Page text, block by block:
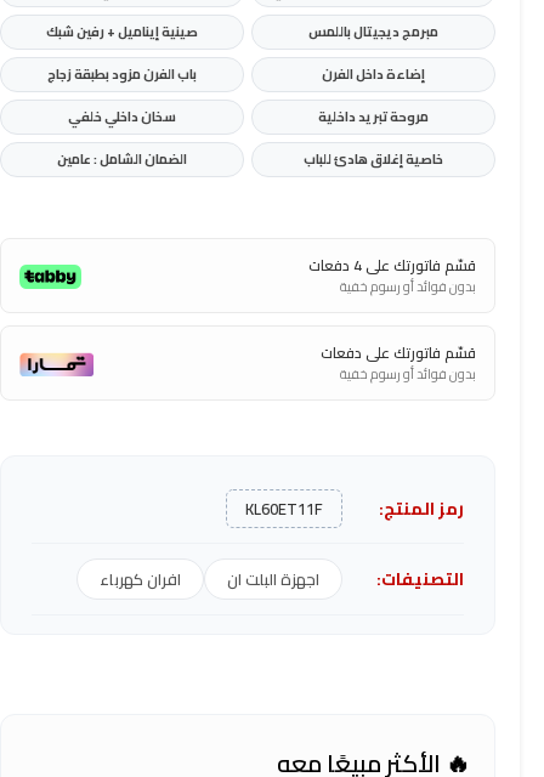
مبرمج ديجيتال باللمس
صينية إيناميل + رفين شبك
إضاءة داخل الفرن
باب الفرن مزود بطبقة زجاج
مروحة تبريد داخلية
سخان داخلي خلفي
خاصية إغلاق هادئ للباب
الضمان الشامل : عامين
قسّم فاتورتك على 4 دفعات
بدون فوائد أو رسوم خفية
قسّم فاتورتك على دفعات
بدون فوائد أو رسوم خفية
رمز المنتج: KL60ET11F
التصنيفات: اجهزة البلت ان افران كهرباء
🔥 الأكثر مبيعًا معه